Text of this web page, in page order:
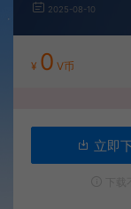
2025-08-10
¥ 0 V币
立即